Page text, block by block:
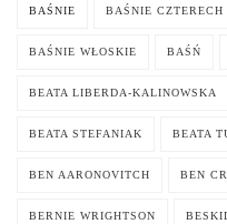
BAŚNIE BAŚNIE CZTERECH
BAŚNIE WŁOSKIE BAŚŃ
BEATA LIBERDA-KALINOWSKA
BEATA STEFANIAK BEATA
BEN AARONOVITCH BEN
BERNIE WRIGHTSON